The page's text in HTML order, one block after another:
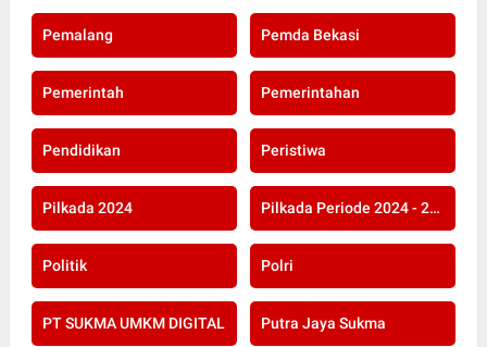
Pemalang Pemda Bekasi
Pemerintah Pemerintahan
Pendidikan Peristiwa
Pilkada 2024 Pilkada Periode 2024 - 2029
Politik Polri
PT SUKMA UMKM DIGITAL Putra Jaya Sukma